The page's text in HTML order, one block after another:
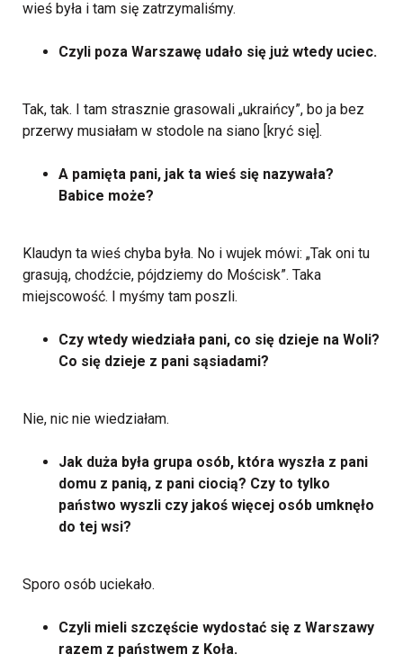
wieś była i tam się zatrzymaliśmy.
Czyli poza Warszawę udało się już wtedy uciec.
Tak, tak. I tam strasznie grasowali „ukraińcy”, bo ja bez
przerwy musiałam w stodole na siano [kryć się].
A pamięta pani, jak ta wieś się nazywała?
Babice może?
Klaudyn ta wieś chyba była. No i wujek mówi: „Tak oni tu
grasują, chodźcie, pójdziemy do Mościsk”. Taka
miejscowość. I myśmy tam poszli.
Czy wtedy wiedziała pani, co się dzieje na Woli?
Co się dzieje z pani sąsiadami?
Nie, nic nie wiedziałam.
Jak duża była grupa osób, która wyszła z pani
domu z panią, z pani ciocią? Czy to tylko
państwo wyszli czy jakoś więcej osób umknęło
do tej wsi?
Sporo osób uciekało.
Czyli mieli szczęście wydostać się z Warszawy
razem z państwem z Koła.